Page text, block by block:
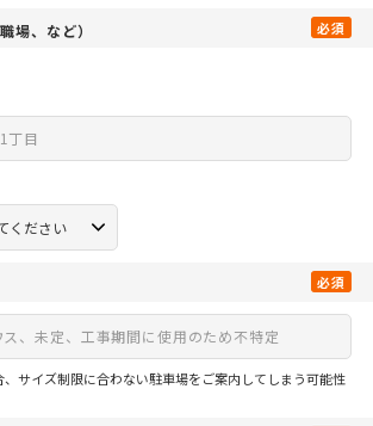
職場、など） 必須
必須
サイズ制限に合わない駐車場をご案内してしまう可能性